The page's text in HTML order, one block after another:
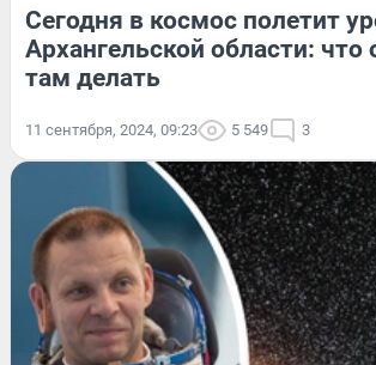
Сегодня в космос полетит
Архангельской области: что
там делать
11 сентября, 2024, 09:23 5 549 3